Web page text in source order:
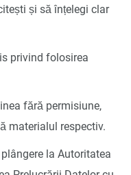
și să înțelegi clar
privind folosirea
fără permisiune,
materialul respectiv.
la Autoritatea